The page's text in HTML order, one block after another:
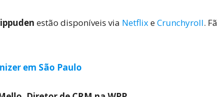
estão disponíveis via NetflixeCrunchyroll. Fã
em São Paulo